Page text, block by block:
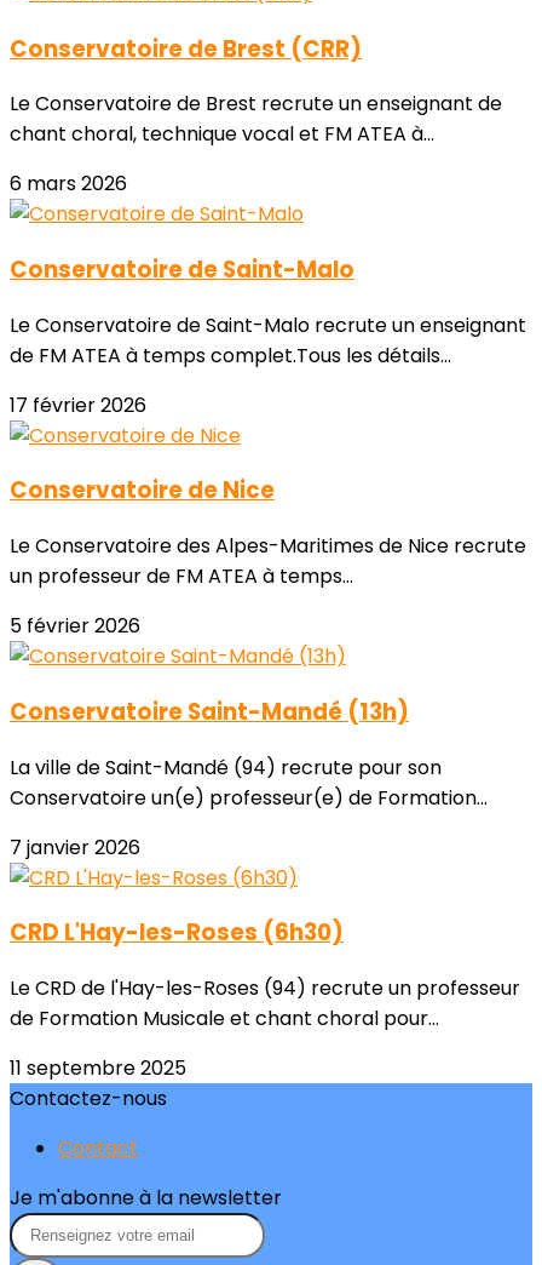
Conservatoire de Brest (CRR)
Le Conservatoire de Brest recrute un enseignant de
chant choral, technique vocal et FM ATEA à...
6 mars 2026
Conservatoire de Saint-Malo
Le Conservatoire de Saint-Malo recrute un enseignant
de FM ATEA à temps complet.Tous les détails...
17 février 2026
Conservatoire de Nice
Le Conservatoire des Alpes-Maritimes de Nice recrute
un professeur de FM ATEA à temps...
5 février 2026
Conservatoire Saint-Mandé (13h)
La ville de Saint-Mandé (94) recrute pour son
Conservatoire un(e) professeur(e) de Formation...
7 janvier 2026
CRD L'Hay-les-Roses (6h30)
Le CRD de l'Hay-les-Roses (94) recrute un professeur
de Formation Musicale et chant choral pour...
11 septembre 2025
Contactez-nous
Contact
Je m'abonne à la newsletter